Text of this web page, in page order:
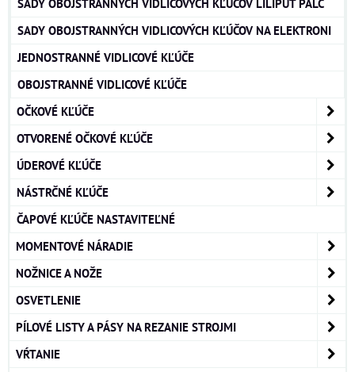
SADY OBOJSTRANNÝCH VIDLICOVÝCH KĽÚČOV LILIPUT PALC
SADY OBOJSTRANNÝCH VIDLICOVÝCH KĽÚČOV NA ELEKTRONI
JEDNOSTRANNÉ VIDLICOVÉ KĽÚČE
OBOJSTRANNÉ VIDLICOVÉ KĽÚČE
OČKOVÉ KĽÚČE
OTVORENÉ OČKOVÉ KĽÚČE
ÚDEROVÉ KĽÚČE
NÁSTRČNÉ KĽÚČE
ČAPOVÉ KĽÚČE NASTAVITEĽNÉ
MOMENTOVÉ NÁRADIE
NOŽNICE A NOŽE
OSVETLENIE
PÍLOVÉ LISTY A PÁSY NA REZANIE STROJMI
VŔTANIE